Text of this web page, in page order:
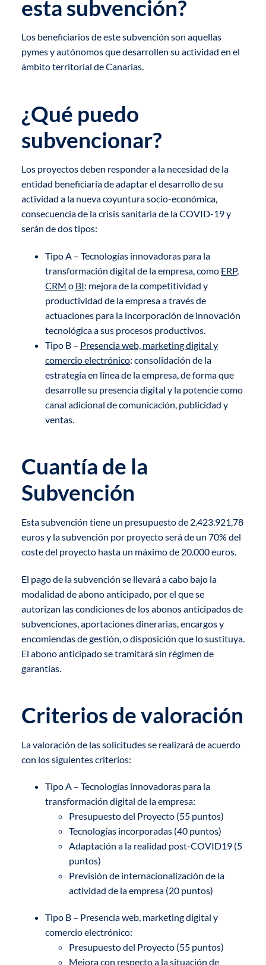
esta subvención?
Los beneficiarios de este subvención son aquellas
pymes y autónomos que desarrollen su actividad en el
ámbito territorial de Canarias.
¿Qué puedo
subvencionar?
Los proyectos deben responder a la necesidad de la
entidad beneficiaria de adaptar el desarrollo de su
actividad a la nueva coyuntura socio-económica,
consecuencia de la crisis sanitaria de la COVID-19 y
serán de dos tipos:
Tipo A – Tecnologías innovadoras para la
transformación digital de la empresa, como ERP,
CRM o BI: mejora de la competitividad y
productividad de la empresa a través de
actuaciones para la incorporación de innovación
tecnológica a sus procesos productivos.
Tipo B – Presencia web, marketing digital y
comercio electrónico: consolidación de la
estrategia en línea de la empresa, de forma que
desarrolle su presencia digital y la potencie como
canal adicional de comunicación, publicidad y
ventas.
Cuantía de la
Subvención
Esta subvención tiene un presupuesto de 2.423.921,78
euros y la subvención por proyecto será de un 70% del
coste del proyecto hasta un máximo de 20.000 euros.
El pago de la subvención se llevará a cabo bajo la
modalidad de abono anticipado, por el que se
autorizan las condiciones de los abonos anticipados de
subvenciones, aportaciones dinerarias, encargos y
encomiendas de gestión, o disposición que lo sustituya.
El abono anticipado se tramitará sin régimen de
garantías.
Criterios de valoración
La valoración de las solicitudes se realizará de acuerdo
con los siguientes criterios:
Tipo A – Tecnologías innovadoras para la
transformación digital de la empresa:
Presupuesto del Proyecto (55 puntos)
Tecnologías incorporadas (40 puntos)
Adaptación a la realidad post-COVID19 (5
puntos)
Previsión de internacionalización de la
actividad de la empresa (20 puntos)
Tipo B – Presencia web, marketing digital y
comercio electrónico:
Presupuesto del Proyecto (55 puntos)
Mejora con respecto a la situación de